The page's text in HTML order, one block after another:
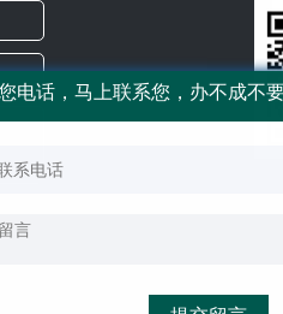
电话，马上联系您，办不成不